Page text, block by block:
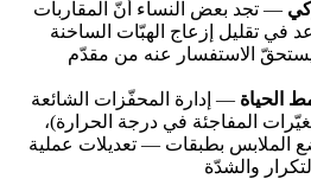
— تجد بعض النساء أنّ المقاربات
في تقليل إزعاج الهبّات الساخنة
الاستفسار عنه من مقدّم
الحياة — إدارة المحفّزات الشائعة
المفاجئة في درجة الحرارة)،
الملابس بطبقات — تعديلات عملية
والشدّة